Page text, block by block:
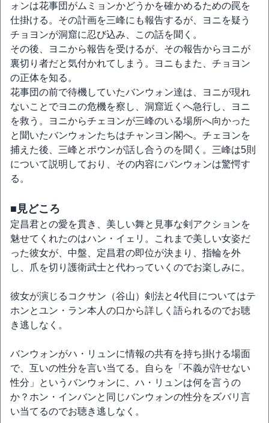
ォンは花事団がムミョンかどうかを確かめるための罠を
仕掛ける。その計画を三峰にも報告するが、ヨニを疑う
チョヨンが洞窟に忍び込み、この話を聞く。
その後、ヨニから報告を受けるが、その報告からヨニが
裏切り者だと気付かれてしまう。ヨニもまた、チョヨン
の正体を知る。
花事団の前で待機していたバンウォン達は、ヨニが現れ
ないことでヨニの危機を察し、洞窟近くへ急行し、ヨニ
を救う。ヨニからチェヨンが三峰のいる場所へ向かった
と聞いたバンウォンたちはチャンヨン閣へ。チェヨンを
捕えた後、三峰とポウンが話し合うのを聞く。三峰は5則
について説明しており、その内容にバンウォンは驚愕す
る。
■見どころ
定昌君との愛を貫き、美しい舞と見事な剣アクションを
魅せてくれたのはハン・イェリ。これまで美しい女姿だ
った彼女が、中盤、定昌君の即位が決まり、指輪を外
し、爪を切り護衛武士と代わっていくのでお楽しみに。
彼女が演じるコクサン（谷山）剣法と4代目についてはテ
ホンとユン・ラン本人の口から詳しく語られるのでお聴
き逃しなく。
バンウォンがハ・リュンに情報の共有を持ち掛ける場面
で、互いの性分を言い当てる。自らを「不義が許せない
性分」というバンウォンに、ハ・リュンは何を言うの
か？ホン・インバンと同じバンウォンの性分をズバリ言
い当てるのでお聴き逃しなく。